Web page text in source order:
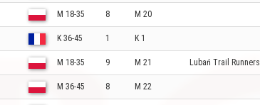
M 18-35 8 M 20
K 36-45 1 K 1
M 18-35 9 M 21 Lubań Trail Runners
M 36-45 8 M 22